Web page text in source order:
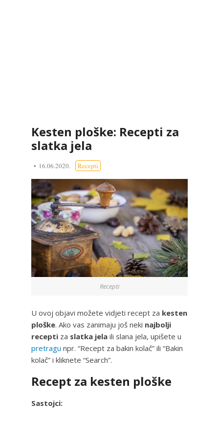
Kesten ploške: Recepti za
slatka jela
16.06.2020. Recepti
Recepti
U ovoj objavi možete vidjeti recept za kesten
ploške. Ako vas zanimaju još neki najbolji
recepti za slatka jela ili slana jela, upišete u
pretragu npr. “Recept za bakin kolač” ili “Bakin
kolač” i kliknete “Search”.
Recept za kesten ploške
Sastojci: